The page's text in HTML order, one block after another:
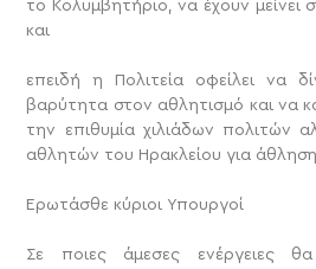
το Κολυμβητήριο, να έχουν μείνει
και
επειδή η Πολιτεία οφείλει να
βαρύτητα στον αθλητισμό και να
την επιθυμία χιλιάδων πολιτών
αθλητών του Ηρακλείου για άθληση
Ερωτάσθε κύριοι Υπουργοί
Σε ποιες άμεσες ενέργειες